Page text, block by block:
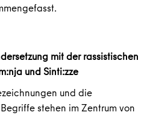
mit der rassistischen
und Sinti:zze
und die
stehen im Zentrum von